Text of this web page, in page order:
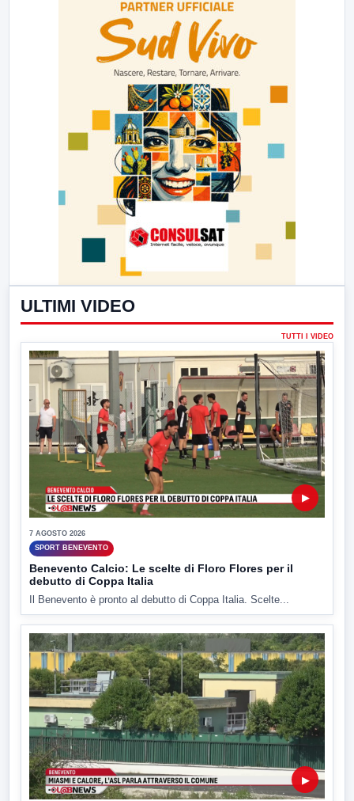
ULTIMI VIDEO
TUTTI I VIDEO
▶
7 AGOSTO 2026
SPORT BENEVENTO
Benevento Calcio: Le scelte di Floro Flores per il
debutto di Coppa Italia
Il Benevento è pronto al debutto di Coppa Italia. Scelte...
▶